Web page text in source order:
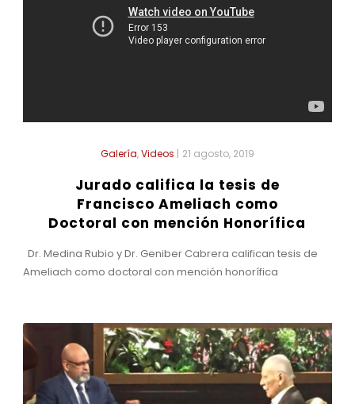
Galería,Videos | 21 agosto, 2019
Jurado califica la tesis de
Francisco Ameliach como
Doctoral con mención Honorífica
Dr. Medina Rubio y Dr. Geniber Cabrera califican tesis de
Ameliach como doctoral con mención honorífica